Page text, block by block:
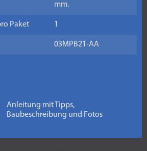
mm.
Paket 1
03MPB21-AA
Anleitung mit Tipps,
Baubeschreibung und Fotos